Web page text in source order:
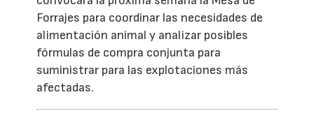
Forrajes para coordinar las necesidades de
alimentación animal y analizar posibles
fórmulas de compra conjunta para
suministrar para las explotaciones más
afectadas.